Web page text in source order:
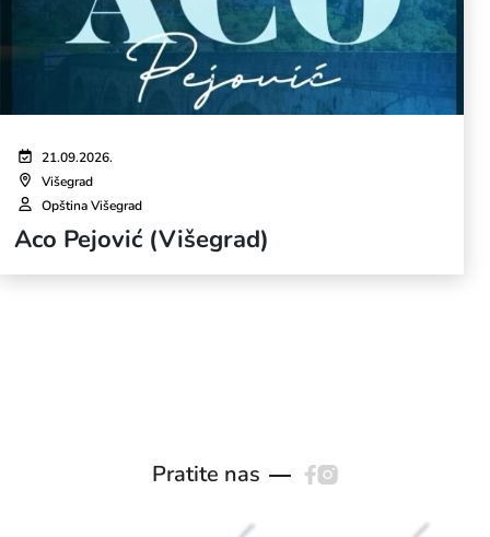
21.09.2026.
Višegrad
Opština Višegrad
Aco Pejović (Višegrad)
Pratite nas